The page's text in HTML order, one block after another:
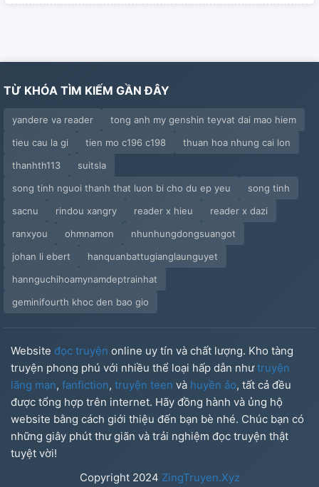
TỪ KHÓA TÌM KIẾM GẦN ĐÂY
yandere va reader
tong anh my genshin teyvat dai mao hiem
tieu cau la gi
tien mo c196 c198
thuan hoa nhung cai lon
thanhth113
suitsla
song tinh nguoi thanh that luon bi cho du ep yeu
song tinh
sacnu
rindou xangry reader x hieu
reader x dazi
ranxyou
ohmnamon
nhunhungdongsuangot
johan li ebert
hanquanbattugianglaunguyet
hannguchihoamynamdeptrainhat
geminifourth khoc den bao gio
Website đọc truyện online uy tín và chất lượng. Kho tàng
truyện phong phú với nhiều thể loại hấp dẫn nhưtruyện
lãng mạn, fanfiction, truyện teen và huyền ảo, tất cả đều
được tổng hợp trên internet. Hãy đồng hành và ủng hộ
website bằng cách giới thiệu đến bạn bè nhé. Chúc bạn có
những giây phút thư giãn và trải nghiệm đọc truyện thật
tuyệt vời!
Copyright 2024 ZingTruyen.Xyz